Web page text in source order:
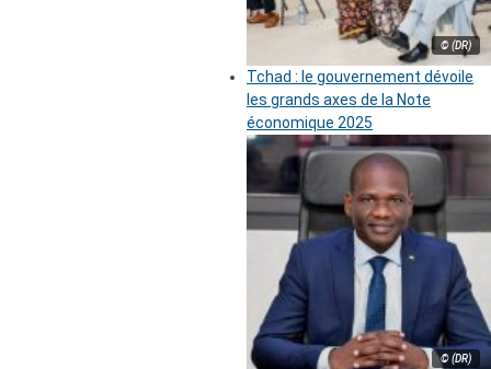
© (DR)
Tchad : le gouvernement dévoile
les grands axes de la Note
économique 2025
© (DR)